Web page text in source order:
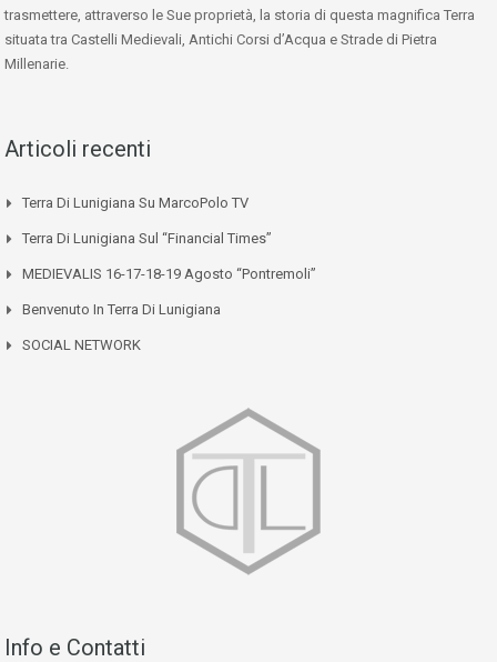
trasmettere, attraverso le Sue proprietà, la storia di questa magnifica Terra
situata tra Castelli Medievali, Antichi Corsi d’Acqua e Strade di Pietra
Millenarie.
Articoli recenti
Terra Di Lunigiana Su MarcoPolo TV
Terra Di Lunigiana Sul “Financial Times”
MEDIEVALIS 16-17-18-19 Agosto “Pontremoli”
Benvenuto In Terra Di Lunigiana
SOCIAL NETWORK
Info e Contatti